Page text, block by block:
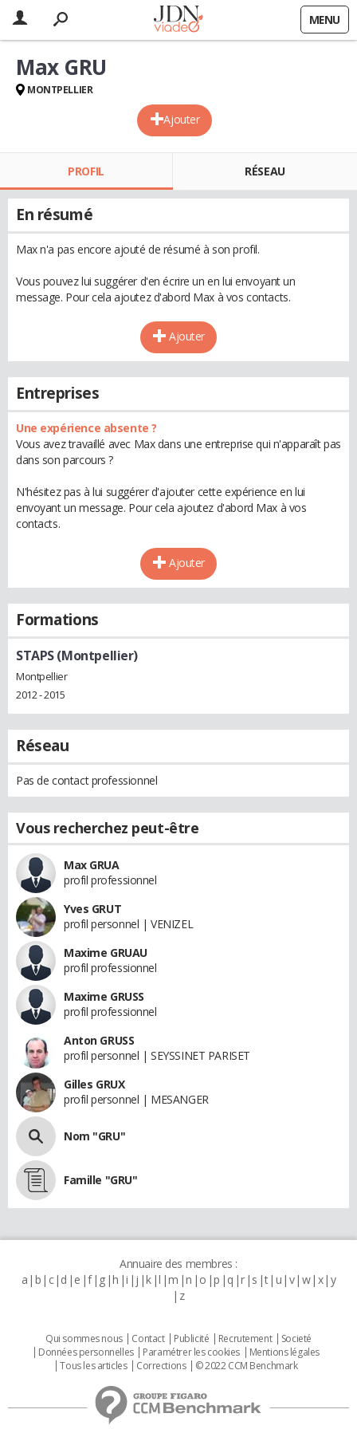
MENU
Ajouter
Max GRU
MONTPELLIER
PROFIL RÉSEAU
En résumé
Max n'a pas encore ajouté de résumé à son profil.
Vous pouvez lui suggérer d'en écrire un en lui envoyant un
message. Pour cela ajoutez d'abord Max à vos contacts.
Ajouter
Entreprises
Une expérience absente ?
Vous avez travaillé avec Max dans une entreprise qui n'apparaît pas
dans son parcours ?
N'hésitez pas à lui suggérer d'ajouter cette expérience en lui
envoyant un message. Pour cela ajoutez d'abord Max à vos
contacts.
Ajouter
Formations
STAPS (Montpellier)
Montpellier
2012 - 2015
Réseau
Pas de contact professionnel
Vous recherchez peut-être
Max GRUA
profil professionnel
Yves GRUT
profil personnel | VENIZEL
Maxime GRUAU
profil professionnel
Maxime GRUSS
profil professionnel
Anton GRUSS
profil personnel | SEYSSINET PARISET
Gilles GRUX
profil personnel | MESANGER
Nom "GRU"
Famille "GRU"
Annuaire des membres :
a b c d e f g h i j k l m n o p q r s t u v w x y
z
Qui sommes nous Contact Publicité Recrutement
Societé
Données personnelles
Paramétrer les cookies
Mentions légales
Tous les articles
Corrections © 2022 CCM Benchmark